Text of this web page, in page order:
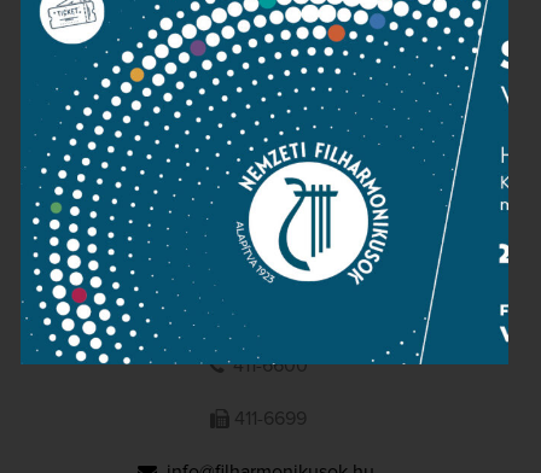
Adatvédelem
Impresszum
NEMZETI
FILHARMONIKUSOK
1095 Budapest, Komor Marcell u. 1. (Müpa)
411-6600
411-6699